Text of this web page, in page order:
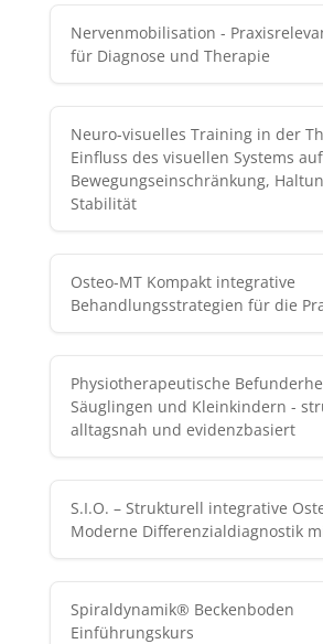
Nervenmobilisation -
für Diagnose und Therapie
Neuro-visuelles Training in der
Einfluss des visuellen Systems
Bewegungseinschränkung,
Stabilität
Osteo-MT Kompakt integrative
Behandlungsstrategien für die
Physiotherapeutische
Säuglingen und Kleinkindern -
alltagsnah und evidenzbasiert
S.I.O. – Strukturell integrative
Moderne Differenzialdiagnostik
Spiraldynamik® Beckenboden
Einführungskurs